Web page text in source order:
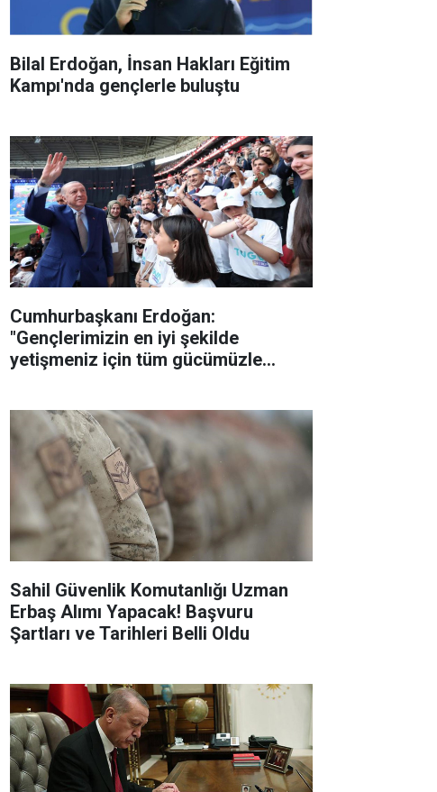
Bilal Erdoğan, İnsan Hakları Eğitim
Kampı'nda gençlerle buluştu
Cumhurbaşkanı Erdoğan:
"Gençlerimizin en iyi şekilde
yetişmeniz için tüm gücümüzle
Sahil Güvenlik Komutanlığı Uzman
Erbaş Alımı Yapacak! Başvuru
Şartları ve Tarihleri Belli Oldu